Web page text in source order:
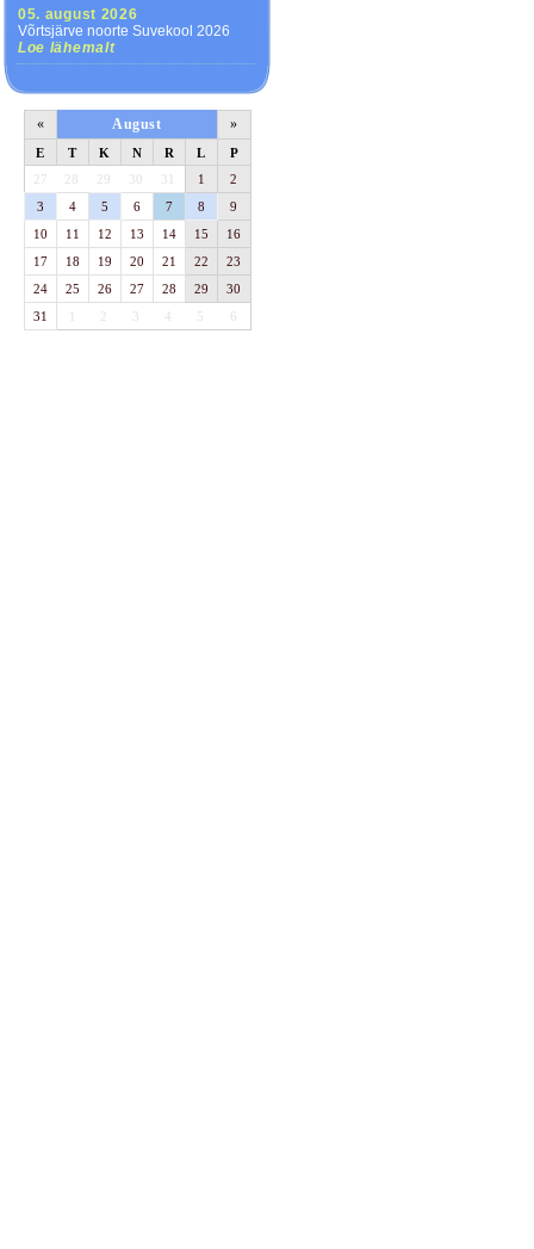
05. august 2026
Võrtsjärve noorte Suvekool 2026
Loe lähemalt
« August »
E T K N R L
P
27
28 29 30 31 1
2
3
4 5 6 7 8
9
10
11 12 13 14 15
16
17
18 19 20 21 22
23
24
25 26 27 28 29
30
31
1 3 4 5 6